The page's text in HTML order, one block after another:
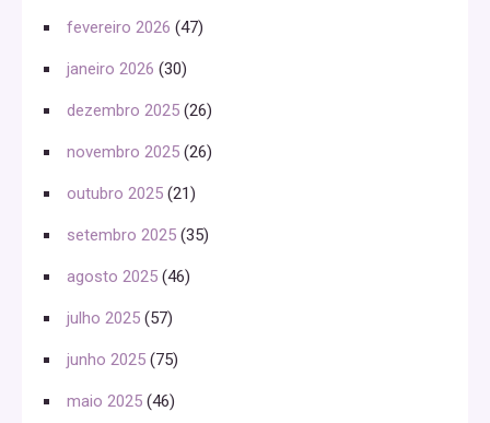
fevereiro 2026 (47)
janeiro 2026 (30)
dezembro 2025 (26)
novembro 2025 (26)
outubro 2025 (21)
setembro 2025 (35)
agosto 2025 (46)
julho 2025 (57)
junho 2025 (75)
maio 2025 (46)